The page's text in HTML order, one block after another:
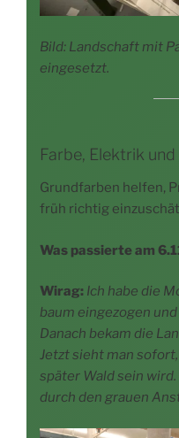
Bild: Land­schaft mit
eingesetzt.
Farbe, Elektrik
Grund­far­ben hel­fen,
früh rich­tig
Was pas­sier­te am
Wirag: Ich habe die
baum ein­ge­zo­gen
Danach bekam die
Jetzt sieht man
spä­ter Wald sein
durch den grau­en